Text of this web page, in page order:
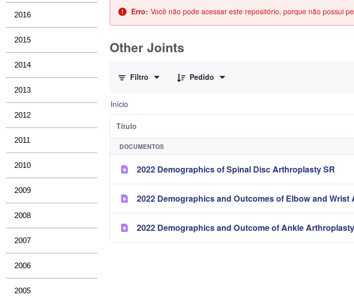
2016
2015
2014
2013
2012
2011
2010
2009
2008
2007
2006
2005
Erro: Você não pode acessar este repositório, porque não possui
Other Joints
Filtro
Pedido
Início
Título
DOCUMENTOS
2022 Demographics of Spinal Disc Arthroplasty SR
2022 Demographics and Outcomes of Elbow and Wrist
2022 Demographics and Outcome of Ankle